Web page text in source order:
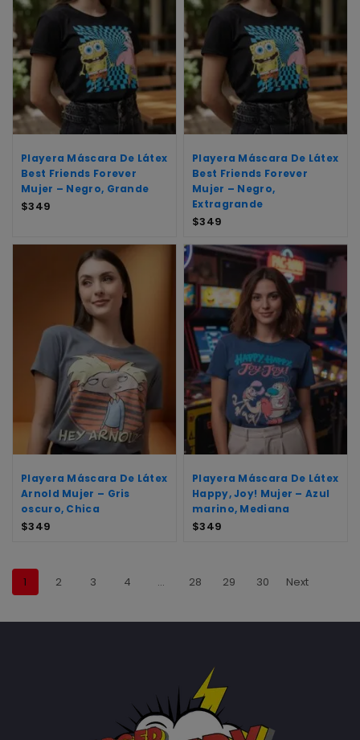
Playera Máscara De Látex
Best Friends Forever
Mujer – Negro, Grande
$349
Playera Máscara De Látex
Best Friends Forever
Mujer – Negro,
Extragrande
$349
Playera Máscara De Látex
Arnold Mujer – Gris
oscuro, Chica
$349
Playera Máscara De Látex
Happy, Joy! Mujer – Azul
marino, Mediana
$349
1 2 3 4 … 28 29 30 Next